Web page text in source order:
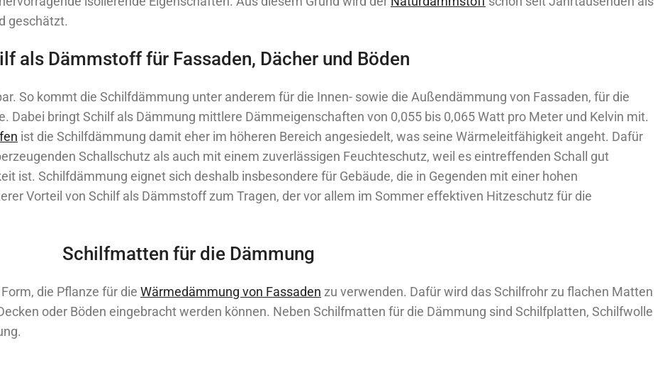
geschätzt.
als Dämmstoff für Fassaden, Dächer und Böden
So kommt die Schilfdämmung unter anderem für die Innen- sowie die Außendämmung von Fassaden, für die
Dabei bringt Schilf als Dämmung mittlere Dämmeigenschaften von 0,055 bis 0,065 Watt pro Meter und Kelvin mit.
ist die Schilfdämmung damit eher im höheren Bereich angesiedelt, was seine Wärmeleitfähigkeit angeht. Dafür
Schallschutz als auch mit einem zuverlässigen Feuchteschutz, weil es eintreffenden Schall gut
ist. Schilfdämmung eignet sich deshalb insbesondere für Gebäude, die in Gegenden mit einer hohen
Vorteil von Schilf als Dämmstoff zum Tragen, der vor allem im Sommer effektiven Hitzeschutz für die
Schilfmatten für die Dämmung
die Pflanze für die Wärmedämmung von Fassaden zu verwenden. Dafür wird das Schilfrohr zu flachen Matten
oder Böden eingebracht werden können. Neben Schilfmatten für die Dämmung sind Schilfplatten, Schilfwolle